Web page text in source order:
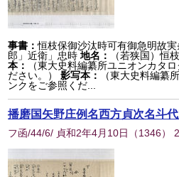
事書：恒枝保御沙汰時可有御急明故実
郎」近衛」忠時 地名： （若狭国）恒
本：
（東大史料編纂所ユニオンカタ
ださい。）
影写本：
（東大史料編纂
ンクをご参照くだ...
播磨国矢野庄例名西方貞次名斗
フ函/44/6/ 貞和2年4月10日 （1346）